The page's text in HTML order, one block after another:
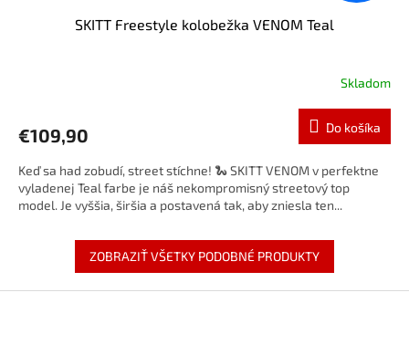
SKITT Freestyle kolobežka VENOM Teal
Skladom
€109,90 Do košíka
Keď sa had zobudí, street stíchne! 🐍 SKITT VENOM v perfektne
vyladenej Teal farbe je náš nekompromisný streetový top
model. Je vyššia, širšia a postavená tak, aby zniesla ten...
ZOBRAZIŤ VŠETKY PODOBNÉ PRODUKTY